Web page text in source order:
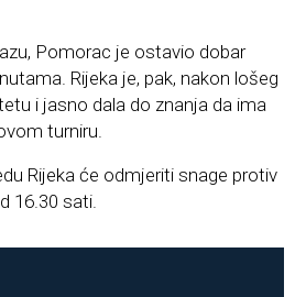
Pomorac je ostavio dobar
Rijeka je, pak, nakon lošeg
i jasno dala do znanja da ima
turniru.
Rijeka će odmjeriti snage protiv
16.30 sati.